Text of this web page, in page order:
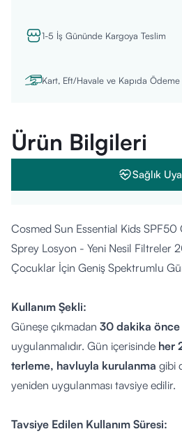
1-5 İş Gününde Kargoya Teslim
Kart, Eft/Havale ve Kapıda Ödeme
Ürün Bilgileri
Sağlık
Cosmed Sun Essential Kids
Sprey Losyon - Yeni Nesil Filtreler
Çocuklar İçin Geniş Spektrumlu
Kullanım Şekli:
Güneşe çıkmadan 30 dakika önce
uygulanmalıdır. Gün içerisinde her
terleme, havluyla kurulanma gibi
yeniden uygulanması tavsiye edilir.
Tavsiye Edilen Kullanım Süresi: